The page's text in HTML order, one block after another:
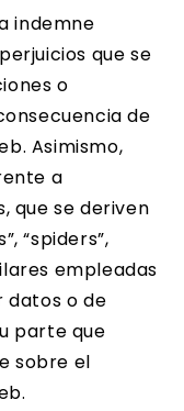
indemne
que se
o
de
Asimismo,
a
que se deriven
“spiders”,
empleadas
datos o de
parte que
sobre el